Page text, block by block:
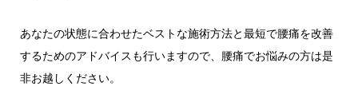
あなたの状態に合わせたベストな施術方法と最短で腰痛を改善
するためのアドバイスも行いますので、腰痛でお悩みの方は是
非お越しください。